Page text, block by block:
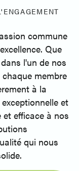
commune
Que
l'un de nos
membre
à la
et
efficace à nos
qui nous